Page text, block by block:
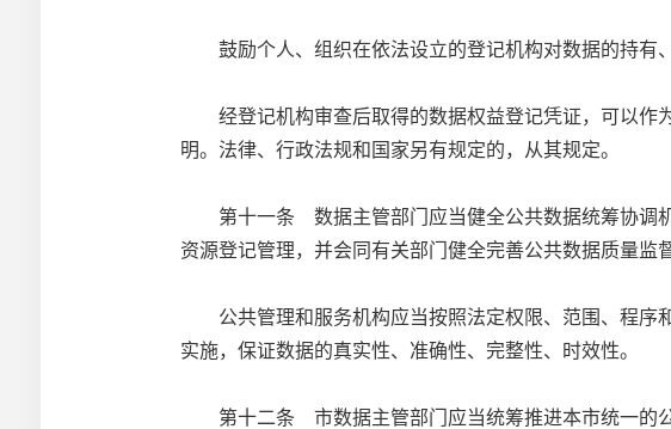
鼓励个人、组织在依法设立的登记机构对数据的持有、
经登记机构审查后取得的数据权益登记凭证，可以作
明。法律、行政法规和国家另有规定的，从其规定。
第十一条 数据主管部门应当健全公共数据统筹协调机
资源登记管理，并会同有关部门健全完善公共数据质量监
公共管理和服务机构应当按照法定权限、范围、程序
实施，保证数据的真实性、准确性、完整性、时效性。
第十二条 市数据主管部门应当统筹推进本市统一的公